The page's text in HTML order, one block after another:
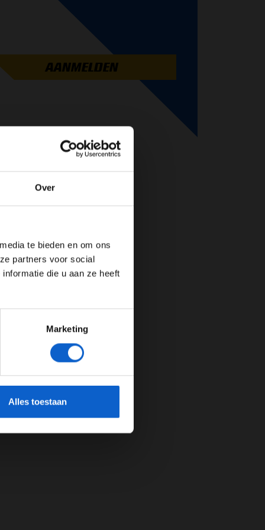
Over
te bieden en om ons
partners voor social
die u aan ze heeft
Marketing
Alles toestaan
AANMELDEN